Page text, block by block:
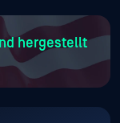
hergestellt